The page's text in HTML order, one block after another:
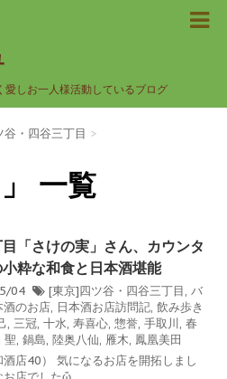
しお一人様活動しているブログ
・四谷三丁目 >
一覧
「さけの実」さん、カウンタ
粋な和食と日本酒堪能
04 [東京]四ツ谷・四谷三丁目, バ
酒のお店, 日本酒お店訪問記, 飲み歩き
, 三冠, 十水, 寿喜心, 惣誉, 手取川, 春
聖, 鍋島, 陸奥八仙, 雁木, 鳳凰美田
酒店40） 気になるお店を開拓しまし